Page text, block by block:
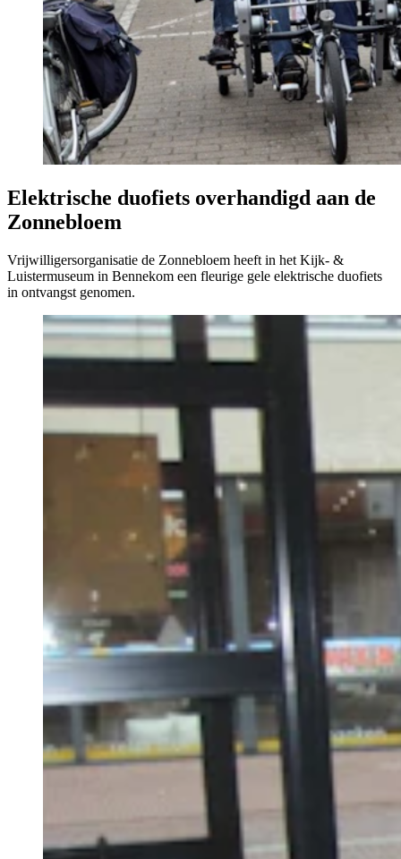
Elektrische duofiets overhandigd aan de
Zonnebloem
Vrijwilligersorganisatie de Zonnebloem heeft in het Kijk- &
Luistermuseum in Bennekom een fleurige gele elektrische duofiets
in ontvangst genomen.